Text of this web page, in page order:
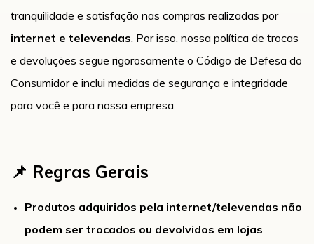
tranquilidade e satisfação nas compras realizadas por
internet e televendas . Por isso, nossa política de trocas
e devoluções segue rigorosamente o Código de Defesa do
Consumidor e inclui medidas de segurança e integridade
para você e para nossa empresa.
📌 Regras Gerais
Produtos adquiridos pela internet/televendas não
podem ser trocados ou devolvidos em lojas